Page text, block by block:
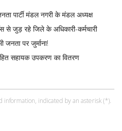
पार्टी मंडल नगरी के मंडल अध्यक्ष
से जुड़ रहे जिले के अधिकारी-कर्मचारी
जनता पर जुर्माना!
सहायक उपकरण का वितरण
indicated by an asterisk (*).